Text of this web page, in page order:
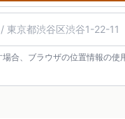
合、ブラウザの位置情報の使